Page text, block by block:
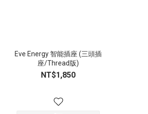
Eve Energy 智能插座 (三頭插
座/Thread版)
NT$1,850